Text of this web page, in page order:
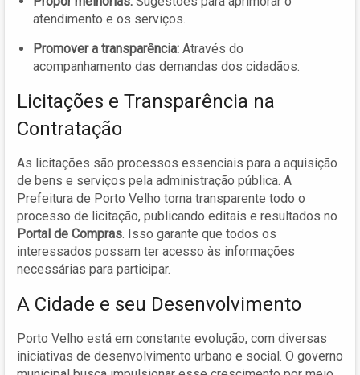
atendimento e os serviços.
Promover a transparência: Através do
acompanhamento das demandas dos cidadãos.
Licitações e Transparência na
Contratação
As licitações são processos essenciais para a aquisição
de bens e serviços pela administração pública. A
Prefeitura de Porto Velho torna transparente todo o
processo de licitação, publicando editais e resultados no
Portal de Compras. Isso garante que todos os
interessados possam ter acesso às informações
necessárias para participar.
A Cidade e seu Desenvolvimento
Porto Velho está em constante evolução, com diversas
iniciativas de desenvolvimento urbano e social. O governo